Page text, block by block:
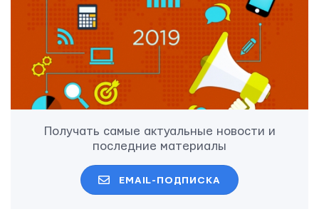
Получать самые актуальные новости и
последние материалы
EMAIL-ПОДПИСКА